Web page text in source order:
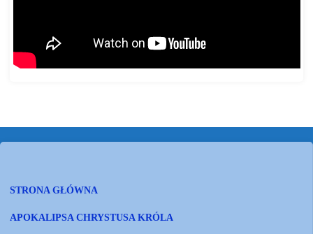
STRONA GŁÓWNA
APOKALIPSA CHRYSTUSA KRÓLA